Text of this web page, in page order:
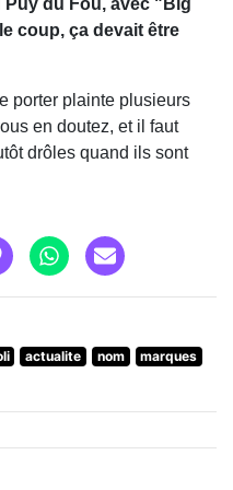
coup, ça devait être
porter plainte plusieurs
en doutez, et il faut
drôles quand ils sont
actualite nom
marques